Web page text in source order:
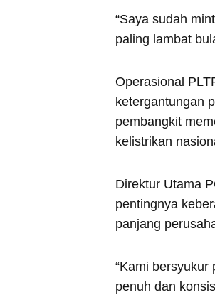
“Saya sudah
paling lambat
Operasional
ketergantungan
pembangkit
kelistrikan
Direktur Utama
pentingnya
panjang
“Kami
penuh dan